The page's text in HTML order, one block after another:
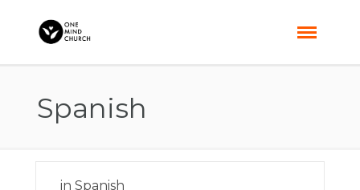
Spanish
in Spanish